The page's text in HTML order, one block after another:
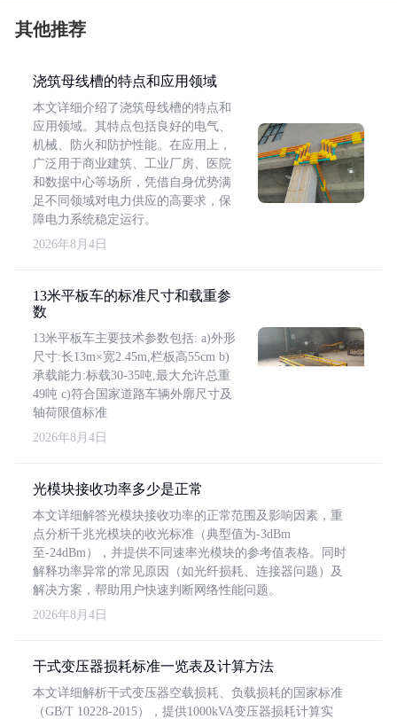
其他推荐
浇筑母线槽的特点和应用领域
本文详细介绍了浇筑母线槽的特点和
应用领域。其特点包括良好的电气、
机械、防火和防护性能。在应用上，
广泛用于商业建筑、工业厂房、医院
和数据中心等场所，凭借自身优势满
足不同领域对电力供应的高要求，保
障电力系统稳定运行。
2026年8月4日
13米平板车的标准尺寸和载重参
数
13米平板车主要技术参数包括: a)外形
尺寸:长13m×宽2.45m,栏板高55cm b)
承载能力:标载30-35吨,最大允许总重
49吨 c)符合国家道路车辆外廓尺寸及
轴荷限值标准
2026年8月4日
光模块接收功率多少是正常
本文详细解答光模块接收功率的正常范围及影响因素，重
点分析千兆光模块的收光标准（典型值为-3dBm
至-24dBm），并提供不同速率光模块的参考值表格。同时
解释功率异常的常见原因（如光纤损耗、连接器问题）及
解决方案，帮助用户快速判断网络性能问题。
2026年8月4日
干式变压器损耗标准一览表及计算方法
本文详细解析干式变压器空载损耗、负载损耗的国家标准
（GB/T 10228-2015），提供1000kVA变压器损耗计算实